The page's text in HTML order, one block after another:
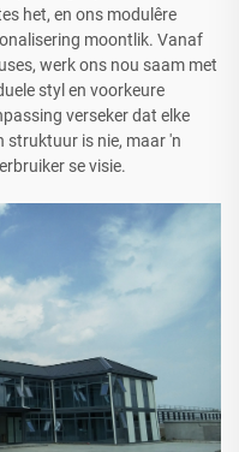
het, en ons modulêre
moontlik. Vanaf
werk ons nou saam met
styl en voorkeure
verseker dat elke
struktuur is nie, maar 'n
se visie.